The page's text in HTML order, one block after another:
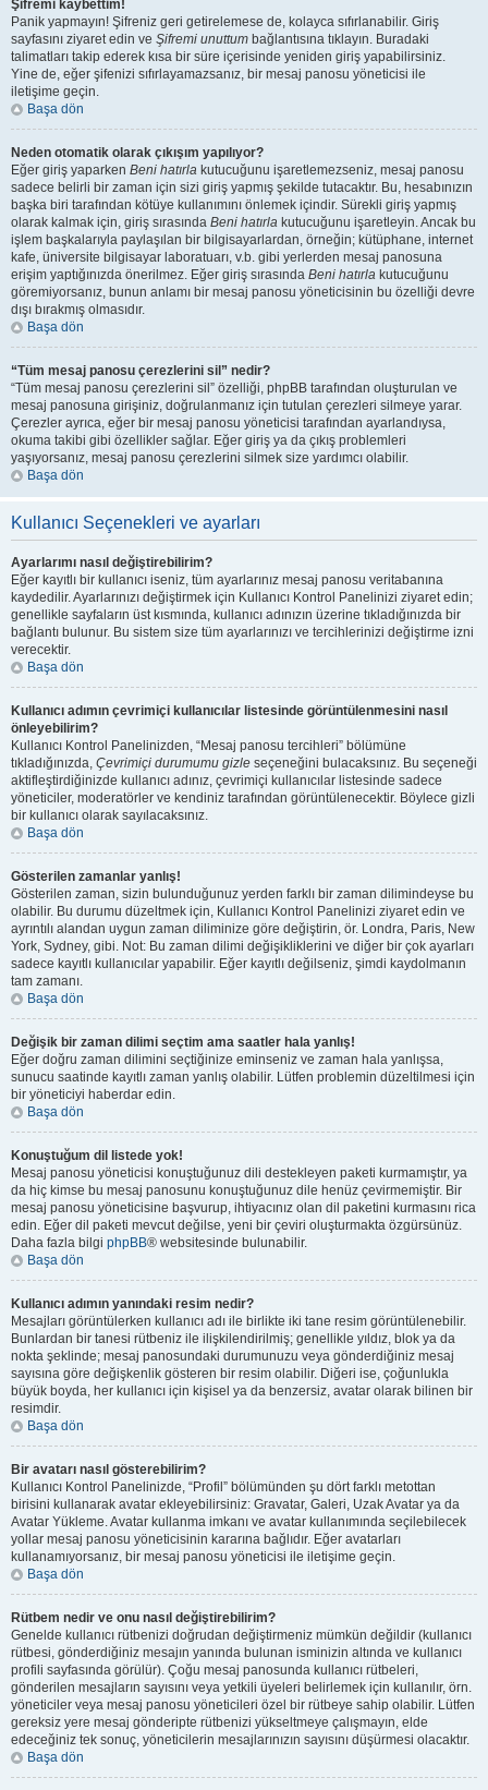
Şifremi kaybettim!
Panik yapmayın! Şifreniz geri getirelemese de, kolayca sıfırlanabilir. Giriş
sayfasını ziyaret edin ve Şifremi unuttum bağlantısına tıklayın. Buradaki
talimatları takip ederek kısa bir süre içerisinde yeniden giriş yapabilirsiniz.
Yine de, eğer şifenizi sıfırlayamazsanız, bir mesaj panosu yöneticisi ile
iletişime geçin.
Başa dön
Neden otomatik olarak çıkışım yapılıyor?
Eğer giriş yaparken Beni hatırla kutucuğunu işaretlemezseniz, mesaj panosu
sadece belirli bir zaman için sizi giriş yapmış şekilde tutacaktır. Bu, hesabınızın
başka biri tarafından kötüye kullanımını önlemek içindir. Sürekli giriş yapmış
olarak kalmak için, giriş sırasında Beni hatırla kutucuğunu işaretleyin. Ancak bu
işlem başkalarıyla paylaşılan bir bilgisayarlardan, örneğin; kütüphane, internet
kafe, üniversite bilgisayar laboratuarı, v.b. gibi yerlerden mesaj panosuna
erişim yaptığınızda önerilmez. Eğer giriş sırasında Beni hatırla kutucuğunu
göremiyorsanız, bunun anlamı bir mesaj panosu yöneticisinin bu özelliği devre
dışı bırakmış olmasıdır.
Başa dön
“Tüm mesaj panosu çerezlerini sil” nedir?
“Tüm mesaj panosu çerezlerini sil” özelliği, phpBB tarafından oluşturulan ve
mesaj panosuna girişiniz, doğrulanmanız için tutulan çerezleri silmeye yarar.
Çerezler ayrıca, eğer bir mesaj panosu yöneticisi tarafından ayarlandıysa,
okuma takibi gibi özellikler sağlar. Eğer giriş ya da çıkış problemleri
yaşıyorsanız, mesaj panosu çerezlerini silmek size yardımcı olabilir.
Başa dön
Kullanıcı Seçenekleri ve ayarları
Ayarlarımı nasıl değiştirebilirim?
Eğer kayıtlı bir kullanıcı iseniz, tüm ayarlarınız mesaj panosu veritabanına
kaydedilir. Ayarlarınızı değiştirmek için Kullanıcı Kontrol Panelinizi ziyaret edin;
genellikle sayfaların üst kısmında, kullanıcı adınızın üzerine tıkladığınızda bir
bağlantı bulunur. Bu sistem size tüm ayarlarınızı ve tercihlerinizi değiştirme izni
verecektir.
Başa dön
Kullanıcı adımın çevrimiçi kullanıcılar listesinde görüntülenmesini nasıl
önleyebilirim?
Kullanıcı Kontrol Panelinizden, “Mesaj panosu tercihleri” bölümüne
tıkladığınızda, Çevrimiçi durumumu gizle seçeneğini bulacaksınız. Bu seçeneği
aktifleştirdiğinizde kullanıcı adınız, çevrimiçi kullanıcılar listesinde sadece
yöneticiler, moderatörler ve kendiniz tarafından görüntülenecektir. Böylece gizli
bir kullanıcı olarak sayılacaksınız.
Başa dön
Gösterilen zamanlar yanlış!
Gösterilen zaman, sizin bulunduğunuz yerden farklı bir zaman dilimindeyse bu
olabilir. Bu durumu düzeltmek için, Kullanıcı Kontrol Panelinizi ziyaret edin ve
ayrıntılı alandan uygun zaman diliminize göre değiştirin, ör. Londra, Paris, New
York, Sydney, gibi. Not: Bu zaman dilimi değişikliklerini ve diğer bir çok ayarları
sadece kayıtlı kullanıcılar yapabilir. Eğer kayıtlı değilseniz, şimdi kaydolmanın
tam zamanı.
Başa dön
Değişik bir zaman dilimi seçtim ama saatler hala yanlış!
Eğer doğru zaman dilimini seçtiğinize eminseniz ve zaman hala yanlışsa,
sunucu saatinde kayıtlı zaman yanlış olabilir. Lütfen problemin düzeltilmesi için
bir yöneticiyi haberdar edin.
Başa dön
Konuştuğum dil listede yok!
Mesaj panosu yöneticisi konuştuğunuz dili destekleyen paketi kurmamıştır, ya
da hiç kimse bu mesaj panosunu konuştuğunuz dile henüz çevirmemiştir. Bir
mesaj panosu yöneticisine başvurup, ihtiyacınız olan dil paketini kurmasını rica
edin. Eğer dil paketi mevcut değilse, yeni bir çeviri oluşturmakta özgürsünüz.
Daha fazla bilgi phpBB® websitesinde bulunabilir.
Başa dön
Kullanıcı adımın yanındaki resim nedir?
Mesajları görüntülerken kullanıcı adı ile birlikte iki tane resim görüntülenebilir.
Bunlardan bir tanesi rütbeniz ile ilişkilendirilmiş; genellikle yıldız, blok ya da
nokta şeklinde; mesaj panosundaki durumunuzu veya gönderdiğiniz mesaj
sayısına göre değişkenlik gösteren bir resim olabilir. Diğeri ise, çoğunlukla
büyük boyda, her kullanıcı için kişisel ya da benzersiz, avatar olarak bilinen bir
resimdir.
Başa dön
Bir avatarı nasıl gösterebilirim?
Kullanıcı Kontrol Panelinizde, “Profil” bölümünden şu dört farklı metottan
birisini kullanarak avatar ekleyebilirsiniz: Gravatar, Galeri, Uzak Avatar ya da
Avatar Yükleme. Avatar kullanma imkanı ve avatar kullanımında seçilebilecek
yollar mesaj panosu yöneticisinin kararına bağlıdır. Eğer avatarları
kullanamıyorsanız, bir mesaj panosu yöneticisi ile iletişime geçin.
Başa dön
Rütbem nedir ve onu nasıl değiştirebilirim?
Genelde kullanıcı rütbenizi doğrudan değiştirmeniz mümkün değildir (kullanıcı
rütbesi, gönderdiğiniz mesajın yanında bulunan isminizin altında ve kullanıcı
profili sayfasında görülür). Çoğu mesaj panosunda kullanıcı rütbeleri,
gönderilen mesajların sayısını veya yetkili üyeleri belirlemek için kullanılır, örn.
yöneticiler veya mesaj panosu yöneticileri özel bir rütbeye sahip olabilir. Lütfen
gereksiz yere mesaj gönderipte rütbenizi yükseltmeye çalışmayın, elde
edeceğiniz tek sonuç, yöneticilerin mesajlarınızın sayısını düşürmesi olacaktır.
Başa dön